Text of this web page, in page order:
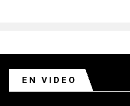
EN VIDEO